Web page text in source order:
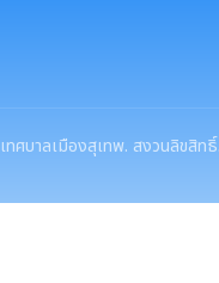
เทศบาลเมืองสุเทพ. สงวนลิขสิ